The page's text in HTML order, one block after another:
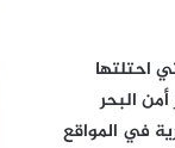
احتلتها
أمن البحر
في المواقع